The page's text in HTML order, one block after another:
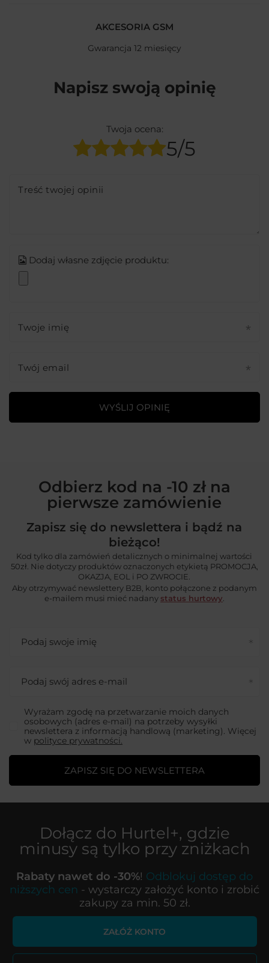
AKCESORIA GSM
Gwarancja 12 miesięcy
Napisz swoją opinię
Twoja ocena:
5/5
Treść twojej opinii
Dodaj własne zdjęcie produktu:
Twoje imię
Twój email
WYŚLIJ OPINIĘ
Odbierz kod na -10 zł na
pierwsze zamówienie
Zapisz się do newslettera i bądź na
bieżąco!
Kod tylko dla zamówień detalicznych o minimalnej wartości
50zł. Nie dotyczy produktów oznaczonych etykietą PROMOCJA,
OKAZJA, EOL i PO ZWROCIE.
Aby otrzymywać newslettery B2B, konto połączone z podanym
e-mailem musi mieć nadany status hurtowy.
Podaj swoje imię
Podaj swój adres e-mail
Wyrażam zgodę na przetwarzanie moich danych
osobowych (adres e-mail) na potrzeby wysyłki
newslettera z informacją handlową (marketing). Więcej
w polityce prywatności.
ZAPISZ SIĘ DO NEWSLETTERA
Dołącz do Hurtel+, gdzie
minusy są tylko przy zniżkach
Rabaty nawet do -30%! Odblokuj dostęp do
niższych cen - wystarczy założyć konto i zrobić
zakupy za min. 50 zł.
ZAŁÓŻ KONTO